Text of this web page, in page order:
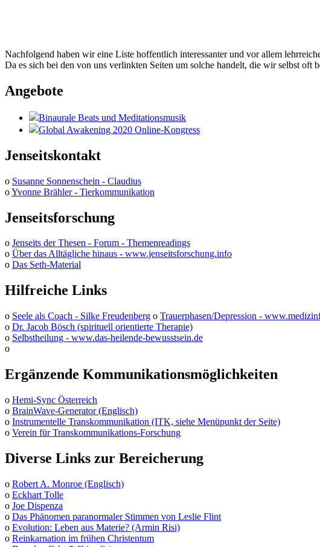
Nachfolgend haben wir eine Liste hoffentlich interessanter und vor allem
Da es sich bei den von uns verlinkten Seiten um solche handelt, die wir selbst oft
Angebote
Binaurale Beats und Meditationsmusik
Global Awakening 2020 Online-Kongress
Jenseitskontakt
o Susanne Sonnenschein - Claudius
oYvonne Brähler - Tierkommunikation
Jenseitsforschung
o Jenseits der Thesen - Forum - Themenreadings
o Über das Alltägliche hinaus - www.jenseitsforschung.info
o Das Seth-Material
Hilfreiche Links
o Seele als Coach - Silke Freudenberg o Trauerphasen/Depression -
o Dr. Jacob Bösch (spirituell orientierte Therapie)
o Selbstheilung - www.das-heilende-bewusstsein.de
o
Ergänzende Kommunikationsmöglichkeiten
o Hemi-Sync Österreich
o BrainWave-Generator (Englisch)
o Instrumentelle Transkommunikation (ITK, siehe Menüpunkt der Seite)
o Verein für Transkommunikations-Forschung
Diverse Links zur Bereicherung
o Robert A. Monroe (Englisch)
o Eckhart Tolle
o Joe Dispenza
o Das Phänomen paranormaler Stimmen von Leslie Flint
o Evolution: Leben aus Materie? (Armin Risi)
o Reinkarnation im frühen Christentum